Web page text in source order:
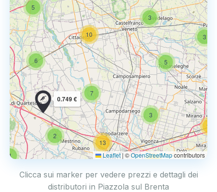
3
14
3
5
4
2
5
3
6
10
7
13
0.749 €
Leaflet | ©OpenStreetMapcontributors
Clicca sui marker per vedere prezzi e dettagli dei
distributori in Piazzola sul Brenta